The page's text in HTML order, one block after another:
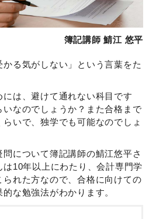
簿記講師 鯖江 悠平
かる気がしない」という言葉をた
は、避けて通れない科目です
なのでしょうか？また合格まで
いで、独学でも可能なのでしょ
について簿記講師の鯖江悠平さ
10年以上にわたり、会計専門学
れた方なので、合格に向けての
な勉強法がわかります。